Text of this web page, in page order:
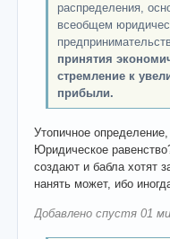
распределения,
всеобщем
принятия
стремление к
прибыли.
Утопичное
Юридическое
создают и бабла хотят
нанять может, ибо
Добавлено спустя 01